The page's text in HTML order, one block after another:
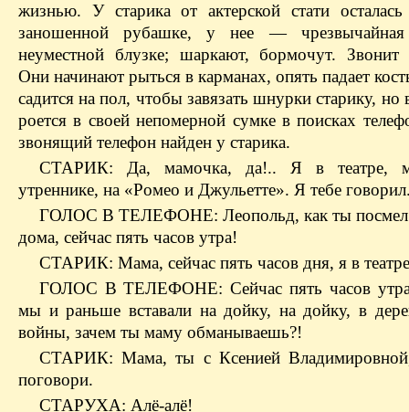
жизнью. У старика от актерской стати
заношенной рубашке, у нее —
неуместной блузке; шаркают, бормочут.
Они начинают рыться в карманах, опять падает
садится на пол, чтобы завязать шнурки старику, но
роется в своей непомерной сумке в поисках
звонящий телефон найден у старика.
СТАРИК: Да, мамочка, да!.. Я в театре,
утреннике, на «Ромео и Джульетте». Я тебе
ГОЛОС В ТЕЛЕФОНЕ: Леопольд, как ты посмел
дома, сейчас пять часов утра!
СТАРИК: Мама, сейчас пять часов дня, я в
ГОЛОС В ТЕЛЕФОНЕ: Сейчас пять часов
мы и раньше вставали на дойку, на дойку, в
войны, зачем ты маму обманываешь?!
СТАРИК: Мама, ты с Ксенией
поговори.
СТАРУХА: Алё-алё!